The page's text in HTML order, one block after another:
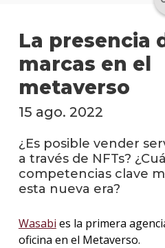
La presencia
marcas en el
metaverso
15 ago. 2022
¿Es posible vender
a través de NFTs?
competencias clave
esta nueva era?
Wasabi es la primera
oficina en el Metaverso.